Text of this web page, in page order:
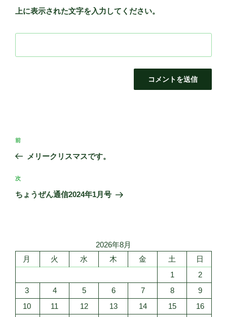
上に表示された文字を入力してください。
投
ナ
ビ
ゲ
ン
前
の
稿
前
メリークリスマスです。
次
の
次
ちょうぜん通信2024年1月号
2026年8月
月
火 水 木 金 土
日
1
2
3
4 5 6 7 8
9
10
11 12 13 14 15
16